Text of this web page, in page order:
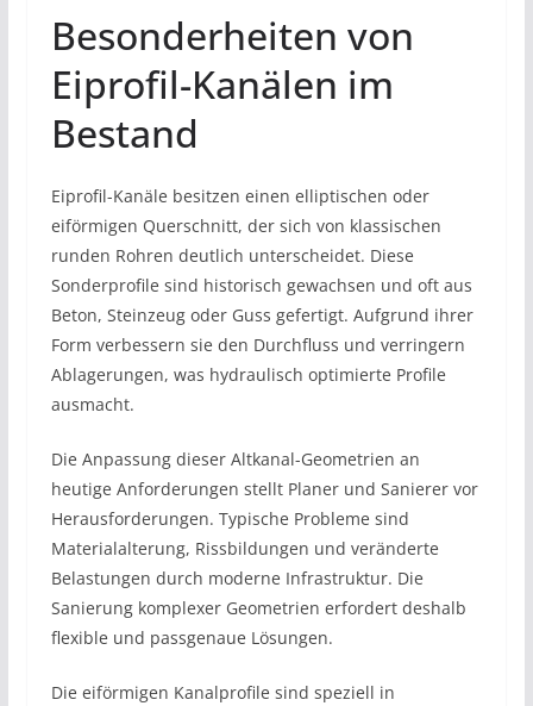
Besonderheiten von
Eiprofil-Kanälen im
Bestand
Eiprofil-Kanäle besitzen einen elliptischen oder
eiförmigen Querschnitt, der sich von klassischen
runden Rohren deutlich unterscheidet. Diese
Sonderprofile sind historisch gewachsen und oft aus
Beton, Steinzeug oder Guss gefertigt. Aufgrund ihrer
Form verbessern sie den Durchfluss und verringern
Ablagerungen, was hydraulisch optimierte Profile
ausmacht.
Die Anpassung dieser Altkanal-Geometrien an
heutige Anforderungen stellt Planer und Sanierer vor
Herausforderungen. Typische Probleme sind
Materialalterung, Rissbildungen und veränderte
Belastungen durch moderne Infrastruktur. Die
Sanierung komplexer Geometrien erfordert deshalb
flexible und passgenaue Lösungen.
Die eiförmigen Kanalprofile sind speziell in